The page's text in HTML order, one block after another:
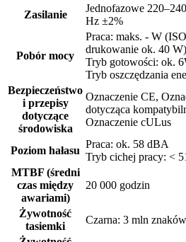
Zasilanie
Jednofazowe
Hz ±2%
Pobór mocy
Praca: maks. - W
drukowanie ok. 40 W)
Tryb gotowości: ok.
Tryb oszczędzania
Bezpieczeństwo
i przepisy
dotyczące
środowiska
Oznaczenie CE,
dotycząca
Oznaczenie cULus
Poziom hałasu
Praca: ok. 58 dBA
Tryb cichej pracy: <
MTBF (średni
czas między
awariami)
20 000 godzin
Żywotność
tasiemki
Czarna: 3 mln znaków